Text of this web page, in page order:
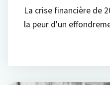
La crise financière de
la peur d'un